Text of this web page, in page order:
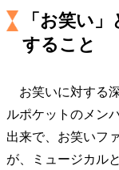
リーダーの流儀
トップが描く未来
マインドセット
重圧との向き合い
忘れられない言葉
「お笑い
すること
お笑いに対する
ルポケットのメン
出来で、お笑いフ
が、ミュージカル